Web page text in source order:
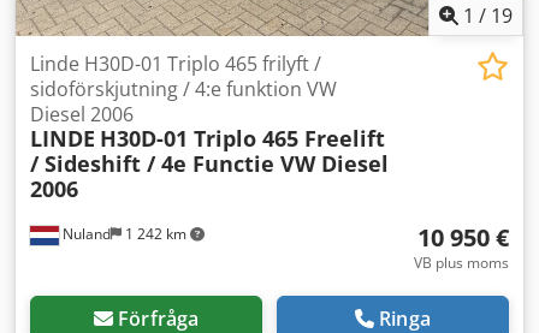
1 / 19
Nuland 1 242 km
Linde H30D-01 Triplo 465 frilyft /
sidoförskjutning / 4:e funktion VW
Diesel 2006
LINDE H30D-01 Triplo 465 Freelift
/ Sideshift / 4e Functie VW Diesel
2006
10 950 €
VB plus moms
Förfråga Ringa